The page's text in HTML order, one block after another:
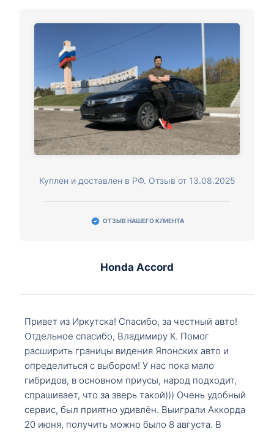
Куплен и доставлен в РФ. Отзыв от 13.08.2025
ОТЗЫВ НАШЕГО КЛИЕНТА
Honda Accord
Привет из Иркутска! Спасибо, за честный авто!
Отдельное спасибо, Владимиру К. Помог
расширить границы видения Японских авто и
определиться с выбором! У нас пока мало
гибридов, в основном приусы, народ подходит,
спрашивает, что за зверь такой))) Очень удобный
сервис, был приятно удивлён. Выиграли Аккорда
20 июня, получить можно было 8 августа. В